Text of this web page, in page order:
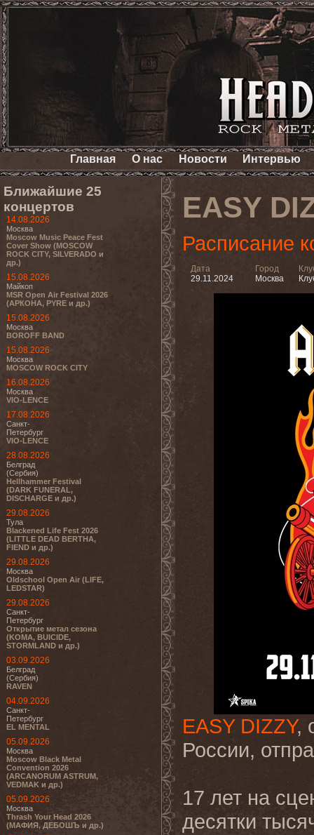
Главная О нас Новости Интервью
Ближайшие 25
концертов
14.08.2026
Москва
Moscow Music Peace Fest
Cover Show (MOSCOW
ROCK CITY, SILVERADO и
др.)
15.08.2026
Майкоп
MSR Open Air Festival 2026
(АРКОНА, PYRE и др.)
15.08.2026
Москва
BOROFF BAND
15.08.2026
Москва
MOSCOW ROCK CITY
16.08.2026
Москва
VIO-LENCE
17.08.2026
Санкт-
Петербург
VIO-LENCE
28.08.2026
Белград
(Сербия)
Hellhammer Festival
(DARK FUNERAL,
DISCHARGE и др.)
29.08.2026
Тула
Blackened Life Fest 2026
(LITTLE DEAD BERTHA,
FIEND и др.)
29.08.2026
Москва
Oldschool Open Air (LIFE,
LEDSTAR)
29.08.2026
Санкт-
Петербург
Открытие метал сезона
(KOMA, BUICIDE,
STORMLAND и др.)
03.09.2026
Белград
(Сербия)
RAVEN
04.09.2026
Санкт-
Петербург
EL MENTAL
05.09.2026
Москва
Moscow Black Metal
Convention 2026
(ARCANORUM ASTRUM,
VEDMAK и др.)
05.09.2026
Москва
Thrash Your Head 2026
(МАФИЯ, ДЕБОШЪ и др.)
EASY
Расписание
Дата
29.11.2024
Город
Москва
EASY DIZZY,
России,
17 лет на
десятки